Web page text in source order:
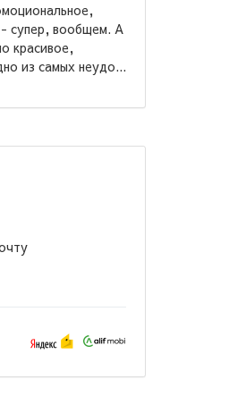
супер, вообщем. А
красивое,
из самых неудо...